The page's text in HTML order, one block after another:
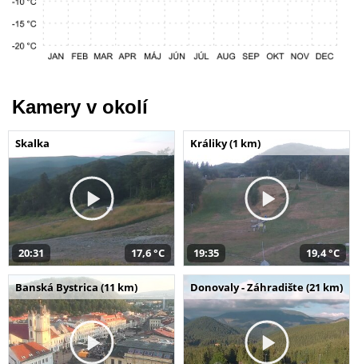
Kamery v okolí
Skalka
20:31 17,6 °C
Králiky (1 km)
19:35 19,4 °C
Banská Bystrica (11 km) Donovaly - Záhradište (21 km)